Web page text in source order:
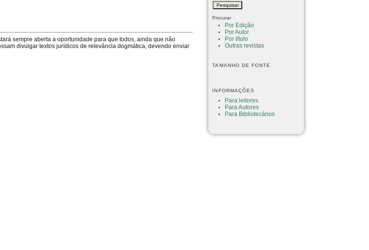
Procurar
Por Edição
Por Autor
Por título
Outras revistas
TAMANHO DE FONTE
INFORMAÇÕES
Para leitores
Para Autores
Para Bibliotecários
sempre aberta a oportunidade para que todos, ainda que não
divulgar textos jurídicos de relevância dogmática, devendo enviar